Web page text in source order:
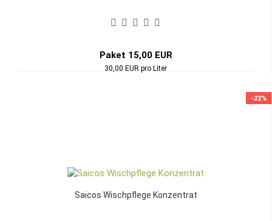
Paket 15,00 EUR
30,00 EUR pro Liter
-22%
Saicos Wischpflege Konzentrat